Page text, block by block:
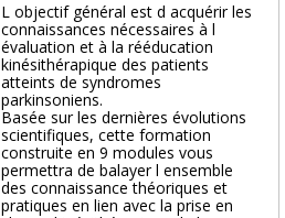
L objectif général est d acquérir les
connaissances nécessaires à l
évaluation et à la rééducation
kinésithérapique des patients
atteints de syndromes
parkinsoniens.
Basée sur les dernières évolutions
scientifiques, cette formation
construite en 9 modules vous
permettra de balayer l ensemble
des connaissance théoriques et
pratiques en lien avec la prise en